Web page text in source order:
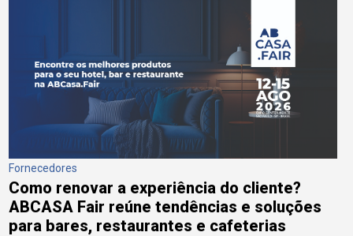
Fornecedores
Como renovar a experiência do cliente?
ABCASA Fair reúne tendências e soluções
para bares, restaurantes e cafeterias